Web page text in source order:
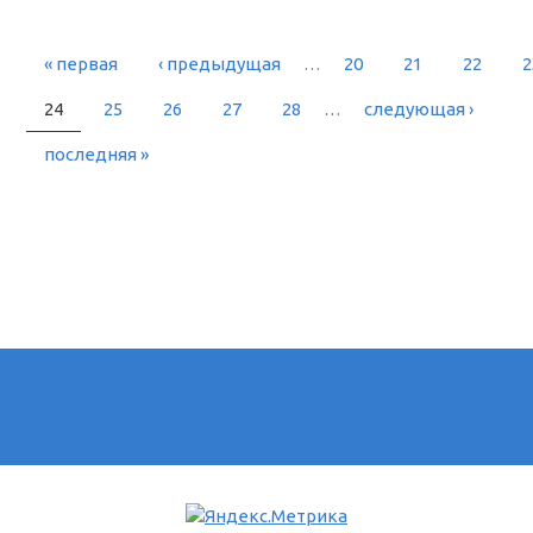
« первая ‹ предыдущая … 20 21 22
24 25 26 27 28 … следующая ›
последняя »